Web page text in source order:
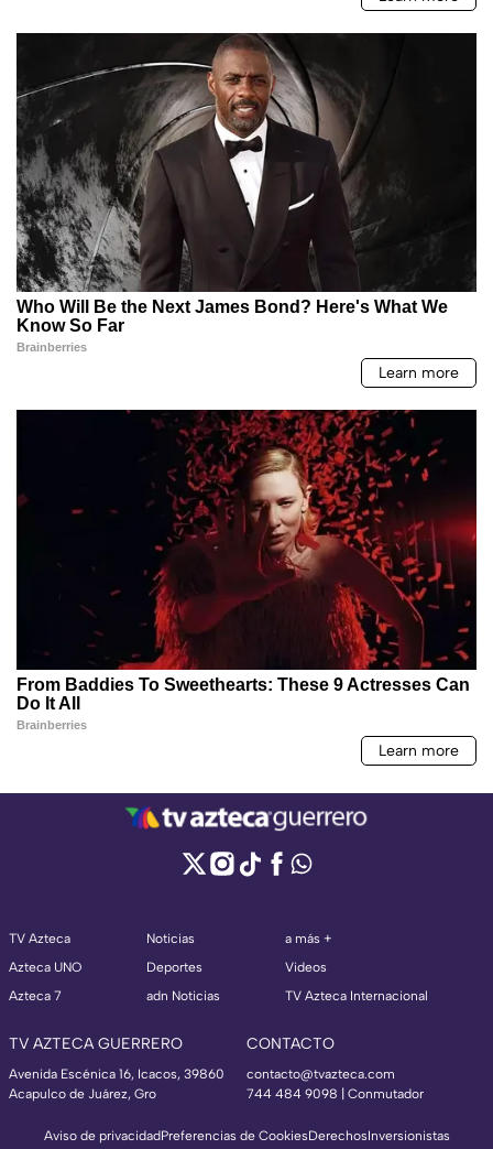
TV Azteca
Azteca UNO
Azteca 7
Noticias
Deportes
adn Noticias
a más +
Videos
TV Azteca Internacional
TV AZTECA GUERRERO
Avenida Escénica 16, Icacos, 39860
Acapulco de Juárez, Gro
CONTACTO
contacto@tvazteca.com
744 484 9098 | Conmutador
Aviso de privacidadPreferencias de CookiesDerechosInversionistas